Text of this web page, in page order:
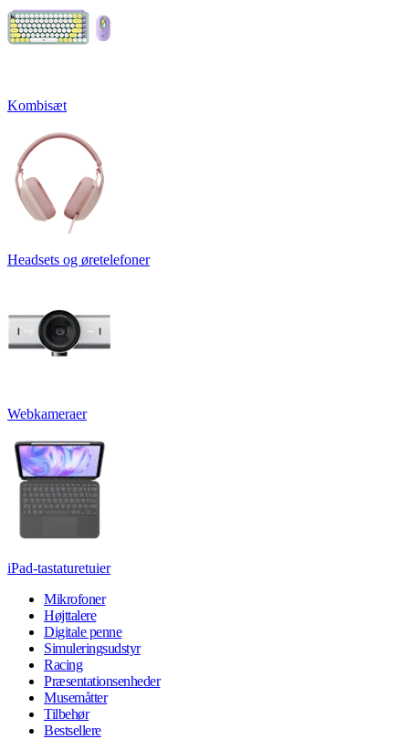
Kombisæt
Headsets og øretelefoner
Webkameraer
iPad-tastaturetuier
Mikrofoner
Højttalere
Digitale penne
Simuleringsudstyr
Racing
Præsentationsenheder
Musemåtter
Tilbehør
Bestsellere